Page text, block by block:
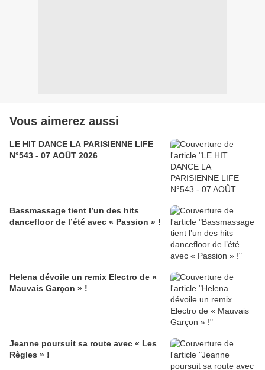
Vous aimerez aussi
LE HIT DANCE LA PARISIENNE LIFE
N°543 - 07 AOÛT 2026
Bassmassage tient l’un des hits
dancefloor de l’été avec « Passion » !
Helena dévoile un remix Electro de «
Mauvais Garçon » !
Jeanne poursuit sa route avec « Les
Règles » !